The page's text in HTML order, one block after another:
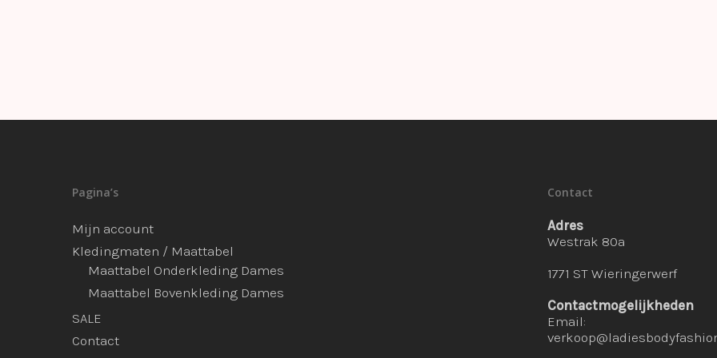
Pagina’s
Mijn account
Kledingmaten / Maattabel
Maattabel Onderkleding Dames
Maattabel Bovenkleding Dames
SALE
Contact
Contact
Adres
Westrak 80a
1771 ST Wieringerwerf
Contactmogelijkheden
Email: